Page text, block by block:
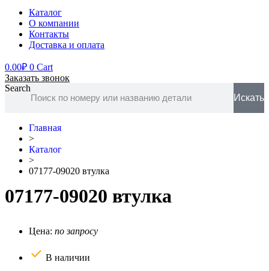
Каталог
О компании
Контакты
Доставка и оплата
0.00₽ 0 Cart
Заказать звонок
Search
Искать
Главная
>
Каталог
>
07177-09020 втулка
07177-09020 втулка
Цена: по запросу
В наличии